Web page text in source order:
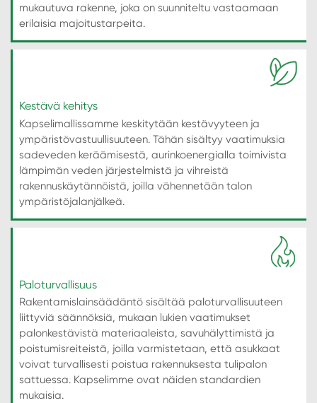
mukautuva rakenne, joka on suunniteltu vastaamaan
erilaisia majoitustarpeita.
Kestävä kehitys
Kapselimallissamme keskitytään kestävyyteen ja
ympäristövastuullisuuteen. Tähän sisältyy vaatimuksia
sadeveden keräämisestä, aurinkoenergialla toimivista
lämpimän veden järjestelmistä ja vihreistä
rakennuskäytännöistä, joilla vähennetään talon
ympäristöjalanjälkeä.
Paloturvallisuus
Rakentamislainsäädäntö sisältää paloturvallisuuteen
liittyviä säännöksiä, mukaan lukien vaatimukset
palonkestävistä materiaaleista, savuhälyttimistä ja
poistumisreiteistä, joilla varmistetaan, että asukkaat
voivat turvallisesti poistua rakennuksesta tulipalon
sattuessa. Kapselimme ovat näiden standardien
mukaisia.